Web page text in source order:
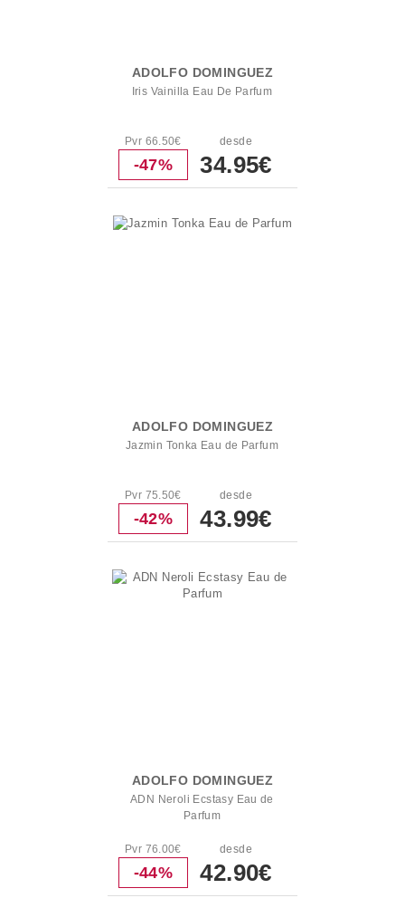
ADOLFO DOMINGUEZ
Iris Vainilla Eau De Parfum
Pvr 66.50€
-47%
desde
34.95€
ADOLFO DOMINGUEZ
Jazmin Tonka Eau de Parfum
Pvr 75.50€
-42%
desde
43.99€
ADOLFO DOMINGUEZ
ADN Neroli Ecstasy Eau de
Parfum
Pvr 76.00€
-44%
desde
42.90€